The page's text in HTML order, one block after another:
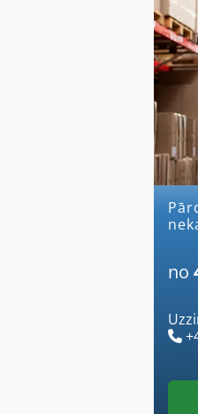
Pārdot arboga ufb 3508
no
Plūdu